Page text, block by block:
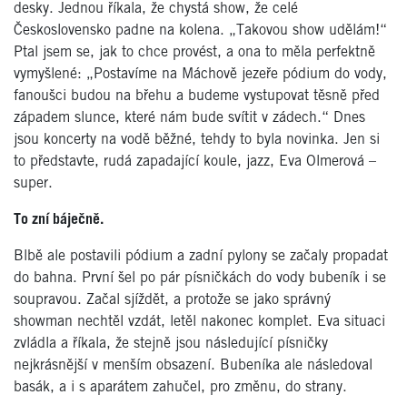
desky. Jednou říkala, že chystá show, že celé
Československo padne na kolena. „Takovou show udělám!“
Ptal jsem se, jak to chce provést, a ona to měla perfektně
vymyšlené: „Postavíme na Máchově jezeře pódium do vody,
fanoušci budou na břehu a budeme vystupovat těsně před
západem slunce, které nám bude svítit v zádech.“ Dnes
jsou koncerty na vodě běžné, tehdy to byla novinka. Jen si
to představte, rudá zapadající koule, jazz, Eva Olmerová –
super.
To zní báječně.
Blbě ale postavili pódium a zadní pylony se začaly propadat
do bahna. První šel po pár písničkách do vody bubeník i se
soupravou. Začal sjíždět, a protože se jako správný
showman nechtěl vzdát, letěl nakonec komplet. Eva situaci
zvládla a říkala, že stejně jsou následující písničky
nejkrásnější v menším obsazení. Bubeníka ale následoval
basák, a i s aparátem zahučel, pro změnu, do strany.